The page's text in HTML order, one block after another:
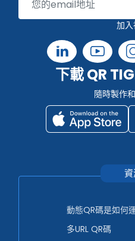
加
下載 QR
隨時製作
動態QR碼是如何
多URL QR碼